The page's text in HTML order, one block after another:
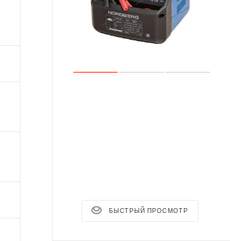
БЫСТРЫЙ ПРОСМОТР